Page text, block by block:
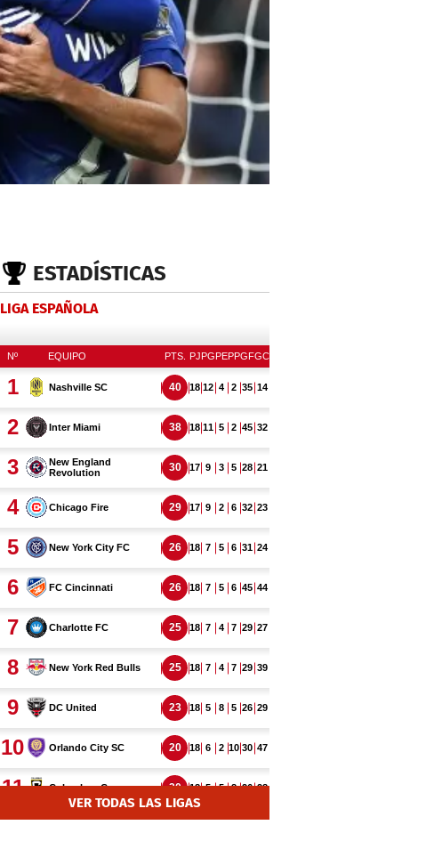
ESTADÍSTICAS
LIGA ESPAÑOLA
VER TODAS LAS LIGAS